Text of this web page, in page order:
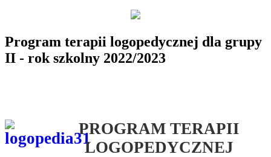
Program terapii logopedycznej dla grupy
II - rok szkolny 2022/2023
PROGRAM TERAPII
LOGOPEDYCZNEJ